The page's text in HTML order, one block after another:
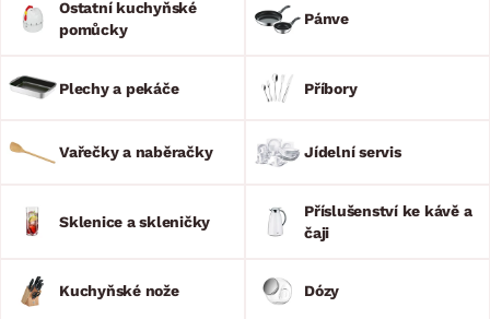
Ostatní kuchyňské
pomůcky
Pánve
Plechy a pekáče Příbory
Vařečky a naběračky Jídelní servis
Sklenice a skleničky
Příslušenství ke kávě a
čaji
Kuchyňské nože Dózy